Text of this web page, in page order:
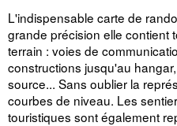
L'indispensable carte de
grande précision elle contient
terrain : voies de
constructions jusqu'au
source... Sans oublier la
courbes de niveau. Les
touristiques sont également